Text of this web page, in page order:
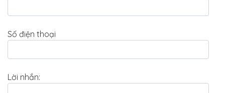
Số điện thoại
Lời nhắn: